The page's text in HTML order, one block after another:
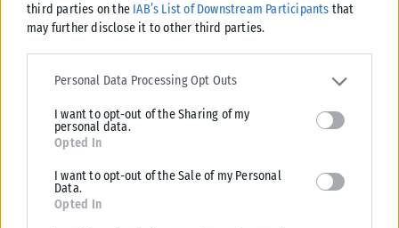
third parties on the IAB’s List of Downstream Participants that
may further disclose it to other third parties.
Please note that this website/app uses one or more Google
services and may gather and store information including but not
deny consent to Google and its third-party tags to use your data
for below specified purposes in below Google consent section.
Personal Data Processing Opt Outs
I want to opt-out of the Sharing of my
personal data.
Opted In
I want to opt-out of the Sale of my Personal
Data.
Opted In
ΔΙΕΘΝΉ
Μνημόνιο Συρίας – Ρωσίας για το μέλλον των ρωσικών
βάσεων